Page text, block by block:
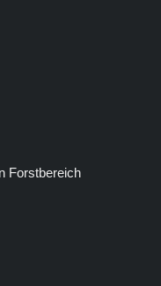
Forstbereich